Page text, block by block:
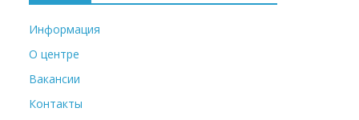
Информация
О центре
Вакансии
Контакты